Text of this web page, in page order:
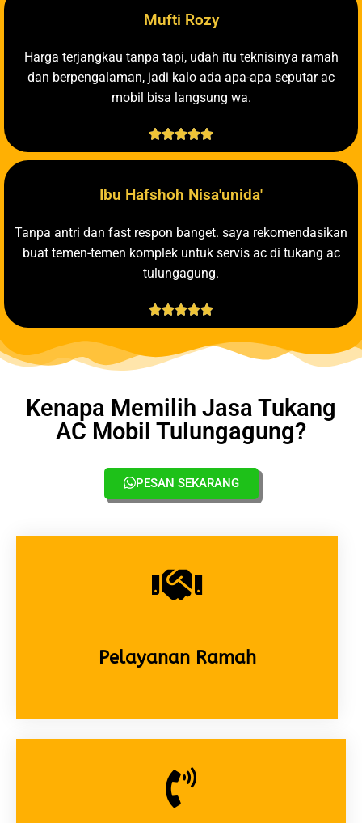
Mufti Rozy
Harga terjangkau tanpa tapi, udah itu teknisinya ramah
dan berpengalaman, jadi kalo ada apa-apa seputar ac
mobil bisa langsung wa.

Ibu Hafshoh Nisa'unida'
Tanpa antri dan fast respon banget. saya rekomendasikan
buat temen-temen komplek untuk servis ac di tukang ac
tulungagung.

Kenapa Memilih Jasa Tukang
AC Mobil Tulungagung?
PESAN SEKARANG
Pelayanan Ramah